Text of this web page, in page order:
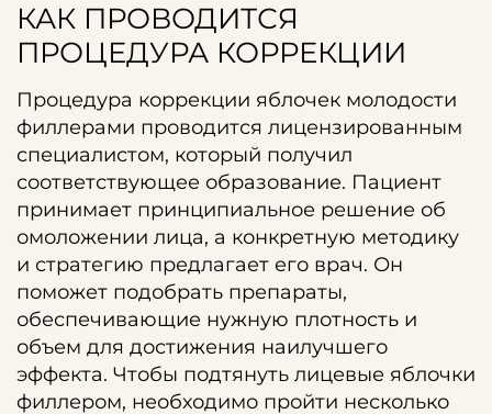
КАК ПРОВОДИТСЯ
ПРОЦЕДУРА КОРРЕКЦИИ
Процедура коррекции яблочек молодости
филлерами проводится лицензированным
специалистом, который получил
соответствующее образование. Пациент
принимает принципиальное решение об
омоложении лица, а конкретную методику
и стратегию предлагает его врач. Он
поможет подобрать препараты,
обеспечивающие нужную плотность и
объем для достижения наилучшего
эффекта. Чтобы подтянуть лицевые яблочки
филлером, необходимо пройти несколько